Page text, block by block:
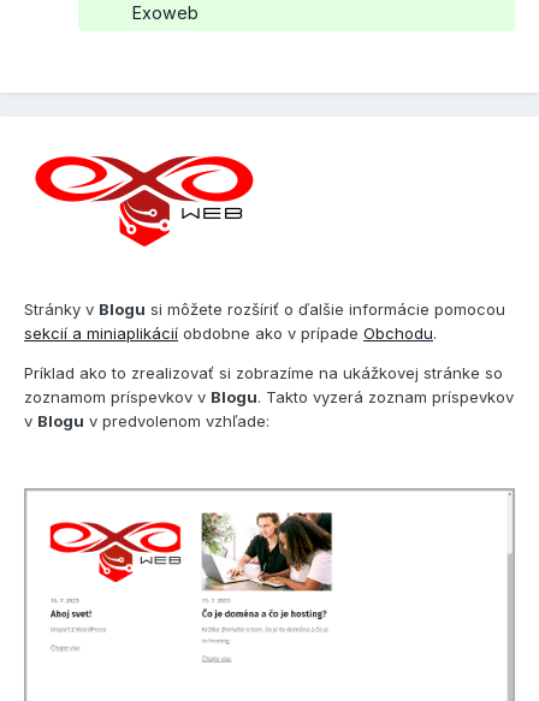
Exoweb
Stránky v Blogu si môžete rozšíriť o ďalšie informácie pomocou
sekcií a miniaplikácií obdobne ako v prípade Obchodu.
Príklad ako to zrealizovať si zobrazíme na ukážkovej stránke so
zoznamom príspevkov v Blogu. Takto vyzerá zoznam príspevkov
v Blogu v predvolenom vzhľade: